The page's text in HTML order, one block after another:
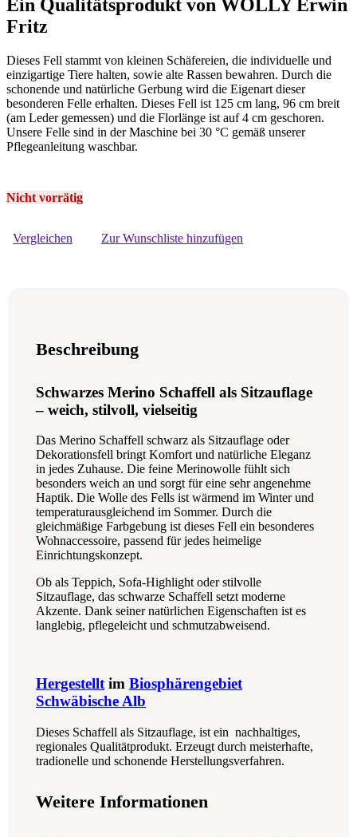
Ein Qualitätsprodukt von WOLLY Erwin
Fritz
Dieses Fell stammt von kleinen Schäfereien, die individuelle und
einzigartige Tiere halten, sowie alte Rassen bewahren. Durch die
schonende und natürliche Gerbung wird die Eigenart dieser
besonderen Felle erhalten. Dieses Fell ist 125 cm lang, 96 cm breit
(am Leder gemessen) und die Florlänge ist auf 4 cm geschoren.
Unsere Felle sind in der Maschine bei 30 °C gemäß unserer
Pflegeanleitung waschbar.
Nicht vorrätig
Vergleichen Zur Wunschliste hinzufügen
Beschreibung
Schwarzes Merino Schaffell als Sitzauflage
– weich, stilvoll, vielseitig
Das Merino Schaffell schwarz als Sitzauflage oder
Dekorationsfell bringt Komfort und natürliche Eleganz
in jedes Zuhause. Die feine Merinowolle fühlt sich
besonders weich an und sorgt für eine sehr angenehme
Haptik. Die Wolle des Fells ist wärmend im Winter und
temperaturausgleichend im Sommer. Durch die
gleichmäßige Farbgebung ist dieses Fell ein besonderes
Wohnaccessoire, passend für jedes heimelige
Einrichtungskonzept.
Ob als Teppich, Sofa-Highlight oder stilvolle
Sitzauflage, das schwarze Schaffell setzt moderne
Akzente. Dank seiner natürlichen Eigenschaften ist es
langlebig, pflegeleicht und schmutzabweisend.
Hergestellt im Biosphärengebiet
Schwäbische Alb
Dieses Schaffell als Sitzauflage, ist ein nachhaltiges,
regionales Qualitätprodukt. Erzeugt durch meisterhafte,
tradionelle und schonende Herstellungsverfahren.
Weitere Informationen